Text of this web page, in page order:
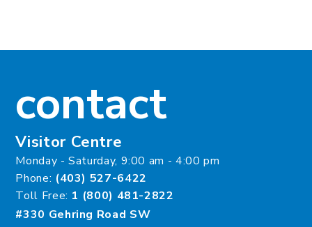
contact
Visitor Centre
Monday - Saturday, 9:00 am - 4:00 pm
Phone: (403) 527-6422
Toll Free: 1 (800) 481-2822
#330 Gehring Road SW